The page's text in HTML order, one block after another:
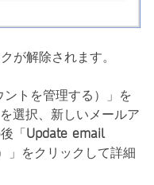
が解除されます。
トを管理する）」を
を選択、新しいメールア
「Update email
」をクリックして詳細